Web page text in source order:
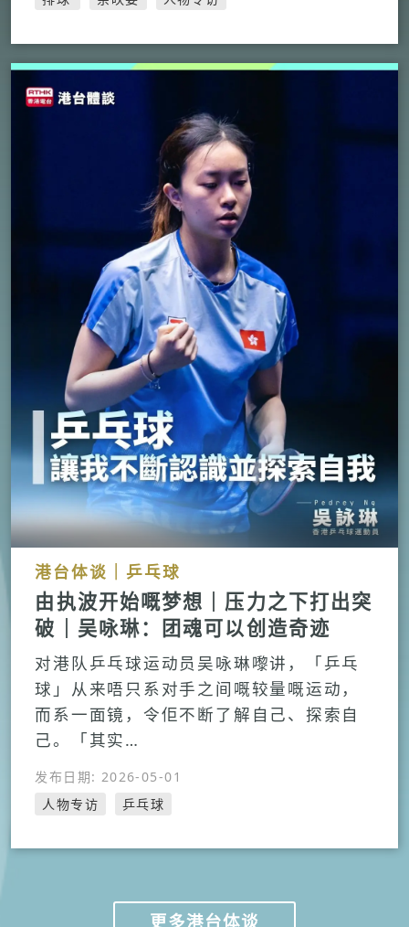
港台体谈｜乒乓球
由执波开始嘅梦想｜压力之下打出突
破｜吴咏琳：团魂可以创造奇迹
对港队乒乓球运动员吴咏琳嚟讲，「乒乓
球」从来唔只系对手之间嘅较量嘅运动，
而系一面镜，令佢不断了解自己、探索自
己。「其实…
发布日期: 2026-05-01
人物专访
乒乓球
更多港台体谈